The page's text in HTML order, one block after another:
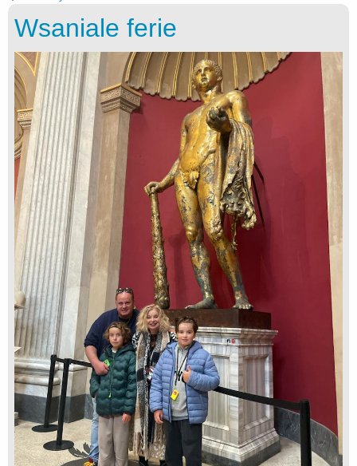
Wsaniale ferie